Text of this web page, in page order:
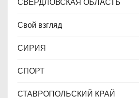
Свой взгляд
СИРИЯ
СПОРТ
СТАВРОПОЛЬСКИЙ КРАЙ